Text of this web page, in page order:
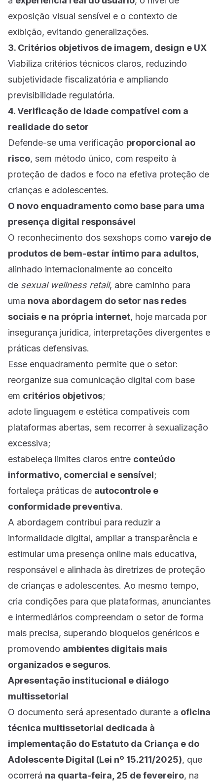
exposição visual sensível e o contexto de
exibição, evitando generalizações.
3. Critérios objetivos de imagem, design e UX
Viabiliza critérios técnicos claros, reduzindo
subjetividade fiscalizatória e ampliando
previsibilidade regulatória.
4. Verificação de idade compatível com a
realidade do setor
Defende-se uma verificação proporcional ao
risco, sem método único, com respeito à
proteção de dados e foco na efetiva proteção de
crianças e adolescentes.
O novo enquadramento como base para uma
presença digital responsável
O reconhecimento dos sexshops como varejo de
produtos de bem-estar íntimo para adultos,
alinhado internacionalmente ao conceito
de sexual wellness retail, abre caminho para
uma nova abordagem do setor nas redes
sociais e na própria internet, hoje marcada por
insegurança jurídica, interpretações divergentes e
práticas defensivas.
Esse enquadramento permite que o setor:
reorganize sua comunicação digital com base
em critérios objetivos;
adote linguagem e estética compatíveis com
plataformas abertas, sem recorrer à sexualização
excessiva;
estabeleça limites claros entre conteúdo
informativo, comercial e sensível;
fortaleça práticas de autocontrole e
conformidade preventiva.
A abordagem contribui para reduzir a
informalidade digital, ampliar a transparência e
estimular uma presença online mais educativa,
responsável e alinhada às diretrizes de proteção
de crianças e adolescentes. Ao mesmo tempo,
cria condições para que plataformas, anunciantes
e intermediários compreendam o setor de forma
mais precisa, superando bloqueios genéricos e
promovendo ambientes digitais mais
organizados e seguros.
Apresentação institucional e diálogo
multissetorial
O documento será apresentado durante a oficina
técnica multissetorial dedicada à
implementação do Estatuto da Criança e do
Adolescente Digital (Lei nº 15.211/2025), que
ocorrerá na quarta-feira, 25 de fevereiro, na